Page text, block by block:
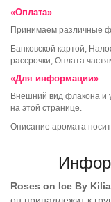
«Оплата»
Принимаем различные
Банковской картой,
рассрочки, Оплата
«Для информации»
Внешний вид флакона и
на этой странице.
Описание аромата
Roses on Ice By